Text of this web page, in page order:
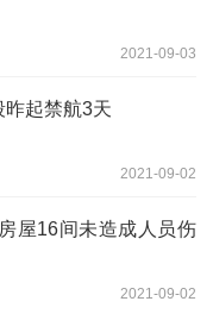
2021-09-03
昨起禁航3天
2021-09-02
屋16间未造成人员伤
2021-09-02